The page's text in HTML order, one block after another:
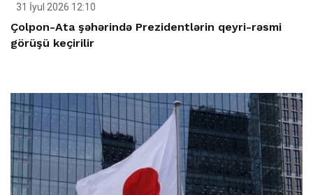
31 İyul 2026 12:10
Çolpon-Ata şəhərində Prezidentlərin qeyri-rəsmi
görüşü keçirilir